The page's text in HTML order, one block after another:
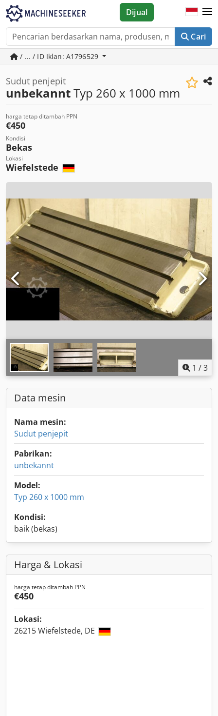
Cari
Dijual
/ ... / ID Iklan: A1796529
Sudut penjepit
unbekanntTyp 260 x 1000 mm
harga tetap ditambah PPN
€450
Kondisi
Bekas
Lokasi
Wiefelstede
1 /3
Data mesin
Nama mesin:
Sudut penjepit
Pabrikan:
unbekannt
Model:
Typ 260 x 1000 mm
Kondisi:
baik (bekas)
Harga & Lokasi
harga tetap ditambah PPN
€450
Lokasi:
26215 Wiefelstede, DE